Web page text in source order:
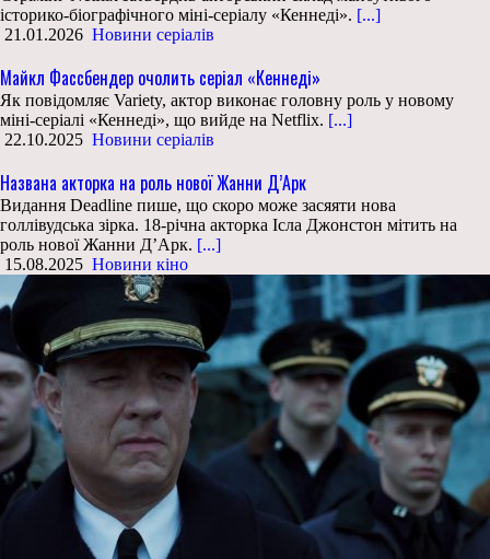
історико-біографічного міні-серіалу «Кеннеді». [...]
21.01.2026 Новини серіалів
Майкл Фассбендер очолить серіал «Кеннеді»
Як повідомляє Variety, актор виконає головну роль у новому
міні-серіалі «Кеннеді», що вийде на Netflix. [...]
22.10.2025 Новини серіалів
Названа акторка на роль нової Жанни Д’Арк
Видання Deadline пише, що скоро може засяяти нова
голлівудська зірка. 18-річна акторка Ісла Джонстон мітить на
роль нової Жанни Д’Арк. [...]
15.08.2025 Новини кіно